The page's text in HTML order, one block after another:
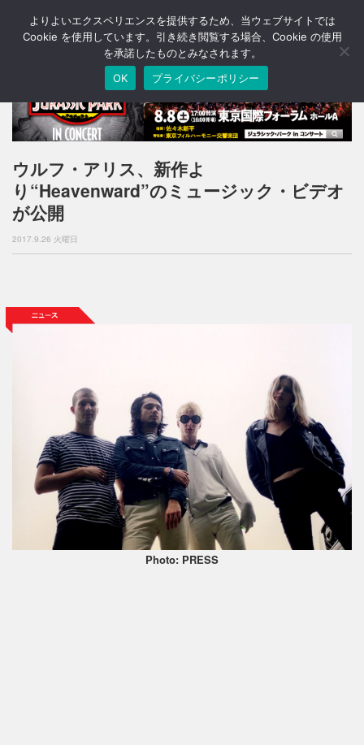
T
o
n
a
v
a
n
ウルフ・アリス、新作よ
り“Heavenward”のミュージック・ビデオ
が公開
2017.9.26 火曜日
Photo: PRESS
よりよいエクスペリエンスを提供するため、当ウェブサイトでは
Cookie を使用しています。引き続き閲覧する場合、Cookie の使用
を承諾したものとみなされます。
OK
プライバシーポリシー